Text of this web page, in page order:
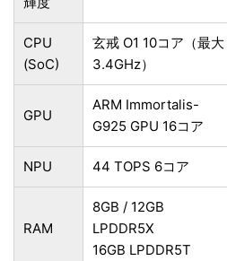
CPU
(SoC)
玄戒 O1 10コア（最大
3.4GHz）
GPU
ARM Immortalis-
G925 GPU 16コア
NPU 44 TOPS 6コア
RAM
8GB / 12GB
LPDDR5X
16GB LPDDR5T